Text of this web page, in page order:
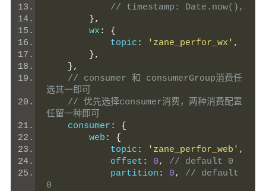
// timestamp: Date.now(),
},
        wx
:
{
            topic
: 'zane_perfor_wx' ,
},
},
// consumer 和 consumerGroup消费任
选其一即可
// 优先选择consumer消费，两种消费配置
任留一种即可
    consumer
:
{
        web
:
{
            topic
: 'zane_perfor_web' ,
            offset
: 0,
// default 0
            partition
: 0,
// default
0